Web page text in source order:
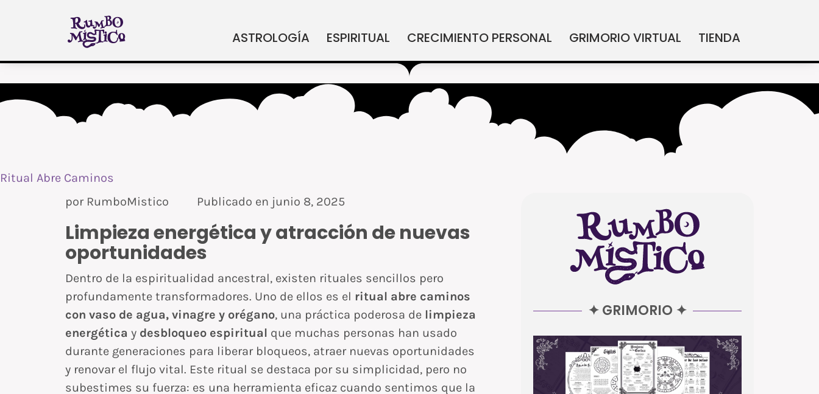
ASTROLOGÍA ESPIRITUAL CRECIMIENTO PERSONAL GRIMORIO VIRTUAL TIENDA
Ritual Abre Caminos
porRumboMistico Publicado en junio 8, 2025
Limpieza energética y atracción de nuevas
oportunidades
Dentro de la espiritualidad ancestral, existen rituales sencillos pero
profundamente transformadores. Uno de ellos es el ritual abre caminos
con vaso de agua, vinagre y orégano, una práctica poderosa de limpieza
energética y desbloqueo espiritual que muchas personas han usado
durante generaciones para liberar bloqueos, atraer nuevas oportunidades
y renovar el flujo vital. Este ritual se destaca por su simplicidad, pero no
subestimes su fuerza: es una herramienta eficaz cuando sentimos que la
✦ GRIMORIO ✦